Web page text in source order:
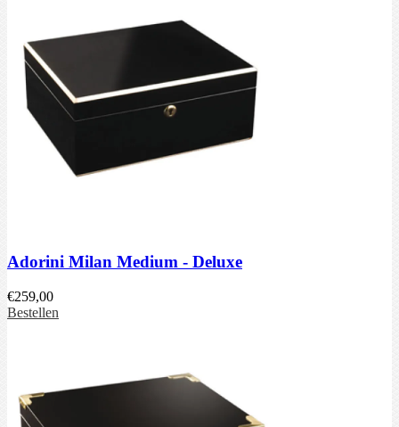
Adorini Milan Medium - Deluxe
€259,00
Bestellen